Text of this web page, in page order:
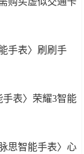
手表〉刷刷手
表〉荣耀3智能
思智能手表〉心